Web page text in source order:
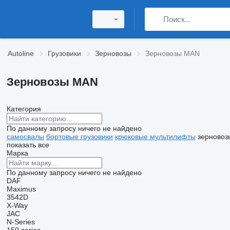
Autoline Грузовики Зерновозы Зерновозы MAN
Зерновозы MAN
Категория
По данному запросу ничего не найдено
самосвалы бортовые грузовики крюковые мультилифты
показать все
Марка
По данному запросу ничего не найдено
DAF
Maximus
3542D
X-Way
JAC
N-Series